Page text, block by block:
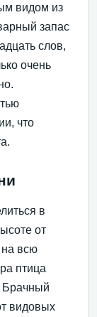
видом из
запас
слов,
очень
что
в
от
на всю
птица
Брачный
видовых